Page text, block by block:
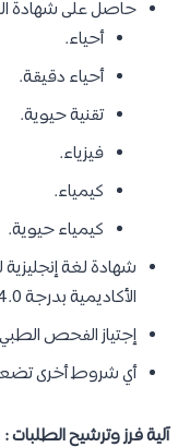
حاصل على شهادة
أحياء.
أحياء دقيقة.
تقنية حيوية.
فيزياء.
كيمياء.
كيمياء حيوية.
شهادة لغة إنجليزية
الأكاديمية بدرجة 4.0 أو
إجتياز الفحص
أي شروط أخرى
آلية فرز وترشيح الطلبات :